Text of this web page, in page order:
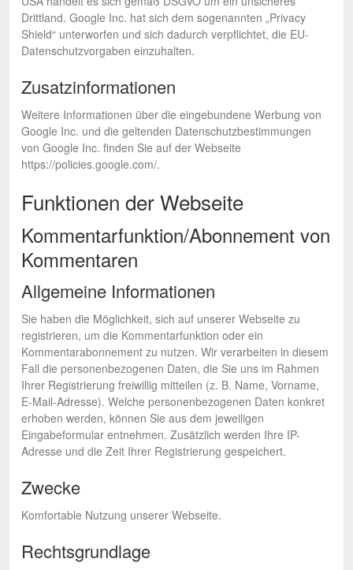
Drittland. Google Inc. hat sich dem sogenannten „Privacy
Shield“ unterworfen und sich dadurch verpflichtet, die EU-
Datenschutzvorgaben einzuhalten.
Zusatzinformationen
Weitere Informationen über die eingebundene Werbung von
Google Inc. und die geltenden Datenschutzbestimmungen
von Google Inc. finden Sie auf der Webseite
https://policies.google.com/.
Funktionen der Webseite
Kommentarfunktion/Abonnement von
Kommentaren
Allgemeine Informationen
Sie haben die Möglichkeit, sich auf unserer Webseite zu
registrieren, um die Kommentarfunktion oder ein
Kommentarabonnement zu nutzen. Wir verarbeiten in diesem
Fall die personenbezogenen Daten, die Sie uns im Rahmen
Ihrer Registrierung freiwillig mitteilen (z. B. Name, Vorname,
E-Mail-Adresse). Welche personenbezogenen Daten konkret
erhoben werden, können Sie aus dem jeweiligen
Eingabeformular entnehmen. Zusätzlich werden Ihre IP-
Adresse und die Zeit Ihrer Registrierung gespeichert.
Zwecke
Komfortable Nutzung unserer Webseite.
Rechtsgrundlage